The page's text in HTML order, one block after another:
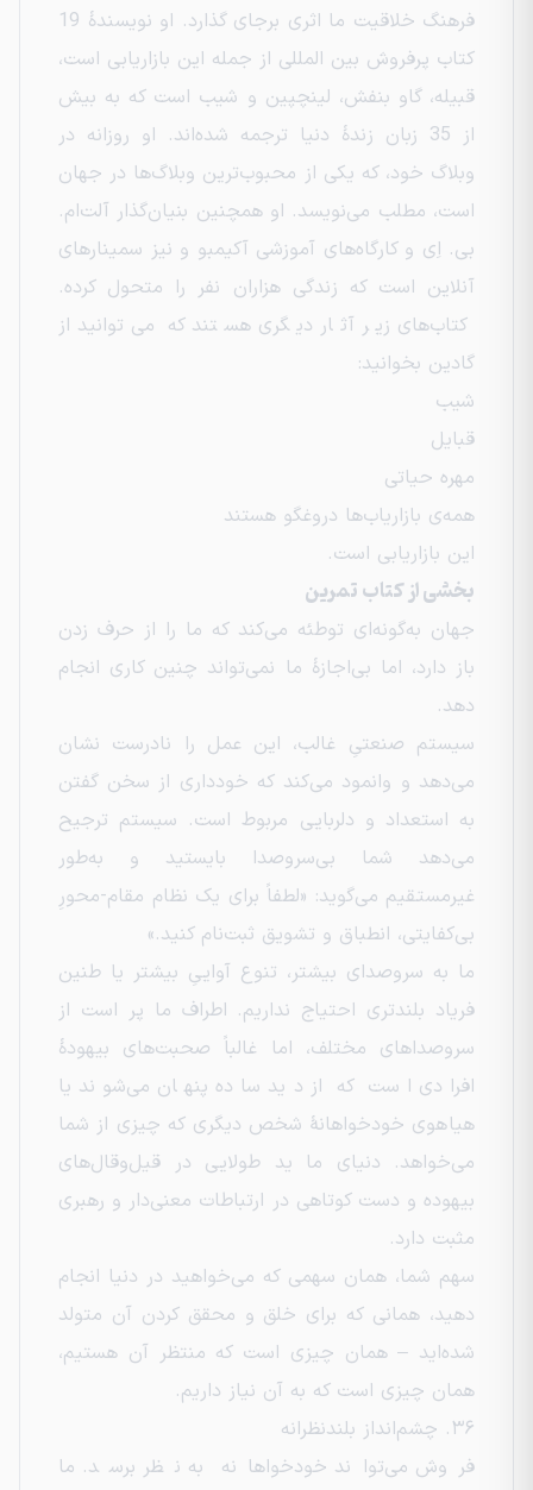
فرهنگ خلاقیت ما اثری برجای گذارد. او نویسندهٔ 19
کتاب پرفروش بین المللی از جمله این بازاریابی است،
قبیله، گاو بنفش، لینچپین و شیب است که به بیش
از 35 زبان زندهٔ دنیا ترجمه شده‌اند. او روزانه در
وبلاگ خود، که یکی از محبوب‌ترین وبلاگ‌ها در جهان
است، مطلب می‌نویسد. او همچنین بنیان‌گذار آلت‌ام.
بی. اِی و کارگاه‌های آموزشی آکیمبو و نیز سمینارهای
آنلاین است که زندگی هزاران نفر را متحول کرده.
کتاب‌های زیر آثار دیگری هستند که می‌توانید از
گادین بخوانید:
شیب
قبایل
مهره حیاتی
همه‌ی بازاریاب‌ها دروغگو هستند
این بازاریابی است.
بخشی از کتاب تمرین
جهان به‌گونه‌ای توطئه می‌کند که ما را از حرف زدن
باز دارد، اما بی‌اجازهٔ ما نمی‌تواند چنین کاری انجام
دهد.
سیستم صنعتیِ غالب، این عمل را نادرست نشان
می‌دهد و وانمود می‌کند که خودداری از سخن گفتن
به استعداد و دلربایی مربوط است. سیستم ترجیح
می‌دهد شما بی‌سروصدا بایستید و به‌طور
غیرمستقیم می‌گوید: «لطفاً برای یک نظام مقام-محورِ
بی‌کفایتی، انطباق و تشویق ثبت‌نام کنید.»
ما به سروصدای بیشتر، تنوع آواییِ بیشتر یا طنین
فریاد بلندتری احتیاج نداریم. اطراف ما پر است از
سروصداهای مختلف، اما غالباً صحبت‌های بیهودهٔ
افرادی است که از دید ساده پنهان می‌شوند یا
هیاهوی خودخواهانهٔ شخص دیگری که چیزی از شما
می‌خواهد. دنیای ما ید طولایی در قیل‌وقال‌های
بیهوده و دست کوتاهی در ارتباطات معنی‌دار و رهبری
مثبت دارد.
سهم شما، همان سهمی که می‌خواهید در دنیا انجام
دهید، همانی که برای خلق و محقق کردن آن متولد
شده‌اید – همان چیزی است که منتظر آن هستیم،
همان چیزی است که به آن نیاز داریم.
۳۶. چشم‌انداز بلندنظرانه
فروش می‌تواند خودخواهانه به نظر برسد. ما